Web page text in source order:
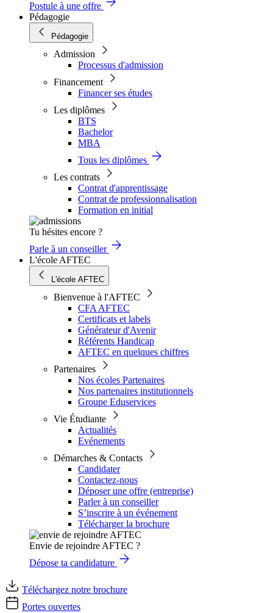
Postule à une offre
Pédagogie
Pédagogie
Admission
Processus d'admission
Financement
Financer ses études
Les diplômes
BTS
Bachelor
MBA
Tous les diplômes
Les contrats
Contrat d'apprentissage
Contrat de professionnalisation
Formation en initial
Tu hésites encore ?
Parle à un conseiller
L'école AFTEC
L'école AFTEC
Bienvenue à l'AFTEC
CFA AFTEC
Certificats et labels
Générateur d'Avenir
Référents Handicap
AFTEC en quelques chiffres
Partenaires
Nos écoles Partenaires
Nos partenaires institutionnels
Groupe Eduservices
Vie Étudiante
Actualités
Evénements
Démarches & Contacts
Candidater
Contactez-nous
Déposer une offre (entreprise)
Parler à un conseiller
S’inscrire à un événement
Télécharger la brochure
Envie de rejoindre AFTEC ?
Dépose ta candidature
Téléchargez notre brochure
Portes ouvertes